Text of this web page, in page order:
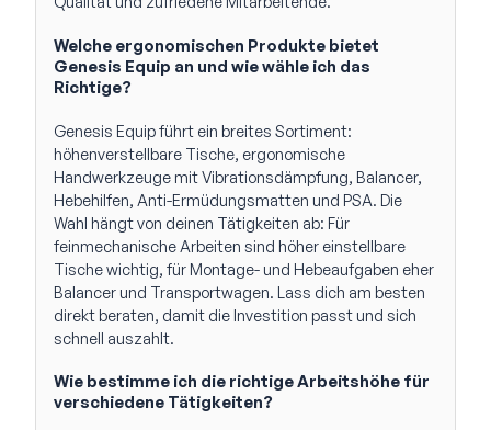
Welche ergonomischen Produkte bietet
Genesis Equip an und wie wähle ich das
Richtige?
Genesis Equip führt ein breites Sortiment:
höhenverstellbare Tische, ergonomische
Handwerkzeuge mit Vibrationsdämpfung, Balancer,
Hebehilfen, Anti-Ermüdungsmatten und PSA. Die
Wahl hängt von deinen Tätigkeiten ab: Für
feinmechanische Arbeiten sind höher einstellbare
Tische wichtig, für Montage- und Hebeaufgaben eher
Balancer und Transportwagen. Lass dich am besten
direkt beraten, damit die Investition passt und sich
schnell auszahlt.
Wie bestimme ich die richtige Arbeitshöhe für
verschiedene Tätigkeiten?